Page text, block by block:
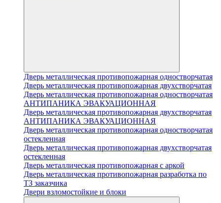
Дверь металлическая противопожарная одностворчатая
Дверь металлическая противопожарная двухстворчатая
Дверь металлическая противопожарная одностворчатая
АНТИПАНИКА ЭВАКУАЦИОННАЯ
Дверь металлическая противопожарная двухстворчатая
АНТИПАНИКА ЭВАКУАЦИОННАЯ
Дверь металлическая противопожарная одностворчатая
остекленная
Дверь металлическая противопожарная двухстворчатая
остекленная
Дверь металлическая противопожарная с аркой
Дверь металлическая противопожарная разработка по
ТЗ заказчика
Двери взломостойкие и блоки